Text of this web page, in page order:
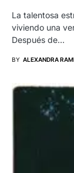
La talentosa
viviendo una
Después de…
BY ALEXANDRA